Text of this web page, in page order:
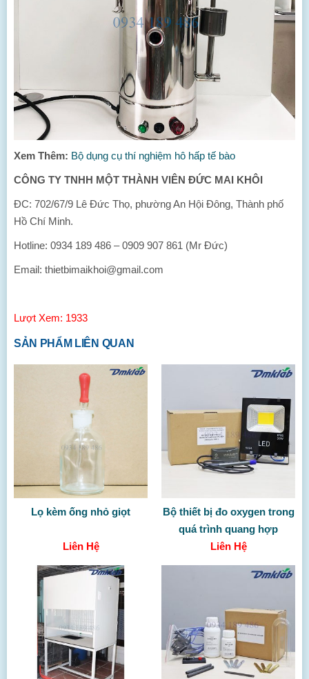
Xem Thêm: Bộ dụng cụ thí nghiệm hô hấp tế bào
CÔNG TY TNHH MỘT THÀNH VIÊN ĐỨC MAI KHÔI
ĐC: 702/67/9 Lê Đức Thọ, phường An Hội Đông, Thành phố
Hồ Chí Minh.
Hotline: 0934 189 486 – 0909 907 861 (Mr Đức)
Email: thietbimaikhoi@gmail.com
Lượt Xem: 1933
SẢN PHẨM LIÊN QUAN
Lọ kèm ống nhỏ giọt
Liên Hệ
Bộ thiết bị đo oxygen trong
quá trình quang hợp
Liên Hệ